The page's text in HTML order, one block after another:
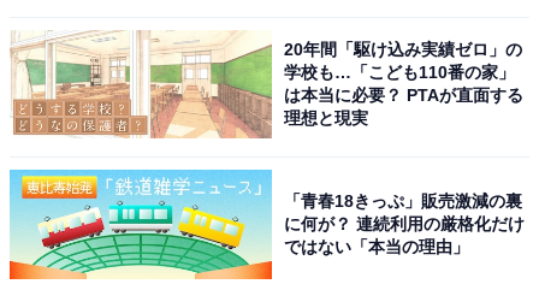
20年間「駆け込み実績ゼロ」の
学校も…「こども110番の家」
は本当に必要？ PTAが直面する
理想と現実
「青春18きっぷ」販売激減の裏
に何が？ 連続利用の厳格化だけ
ではない「本当の理由」